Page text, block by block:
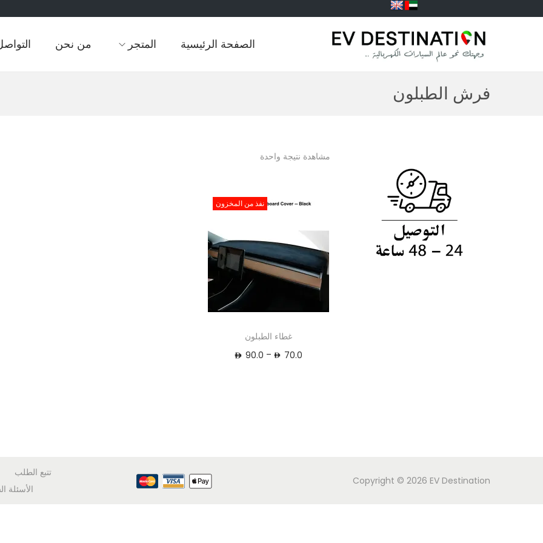
الصفحة الرئيسية المتجر من نحن
فرش الطبلون
مشاهدة نتيجة واحدة
نفذ من المخزون
غطاء الطبلون
70.0
–
90.0
Copyright © 2026 EV Destination
تتبع الطلب
الأسئلة